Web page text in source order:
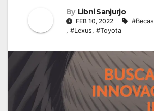
By Libni Sanjurjo
FEB 10, 2022 #Becas
, #Lexus, #Toyota